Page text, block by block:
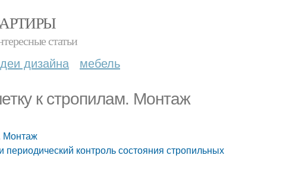
статьи
дизайна мебель
к стропилам. Монтаж
Монтаж
контроль состояния стропильных